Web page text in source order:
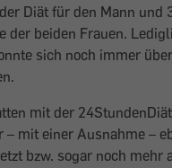
Diät für den Mann und
der beiden Frauen.
sich noch immer
mit der
– mit einer Ausnahme –
bzw. sogar noch mehr